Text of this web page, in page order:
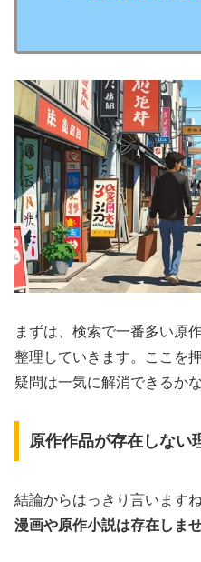
まずは、検索で一番多い原
整理していきます。ここを
疑問は一気に解消できるか
原作作品が存在しない
結論からはっきり言いますね
漫画や原作小説は存在しま